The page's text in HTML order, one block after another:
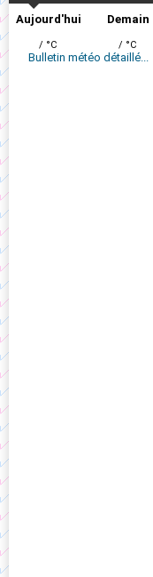
Aujourd'hui
/ °C
Demain
/ °C
Bulletin météo détaillé...